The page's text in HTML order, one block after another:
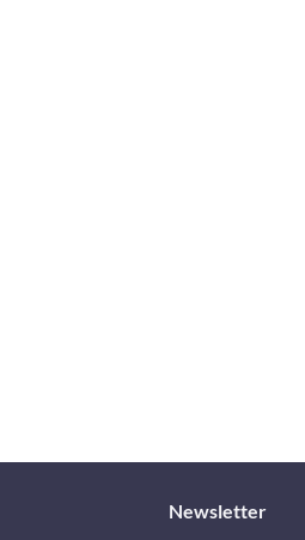
Newsletter